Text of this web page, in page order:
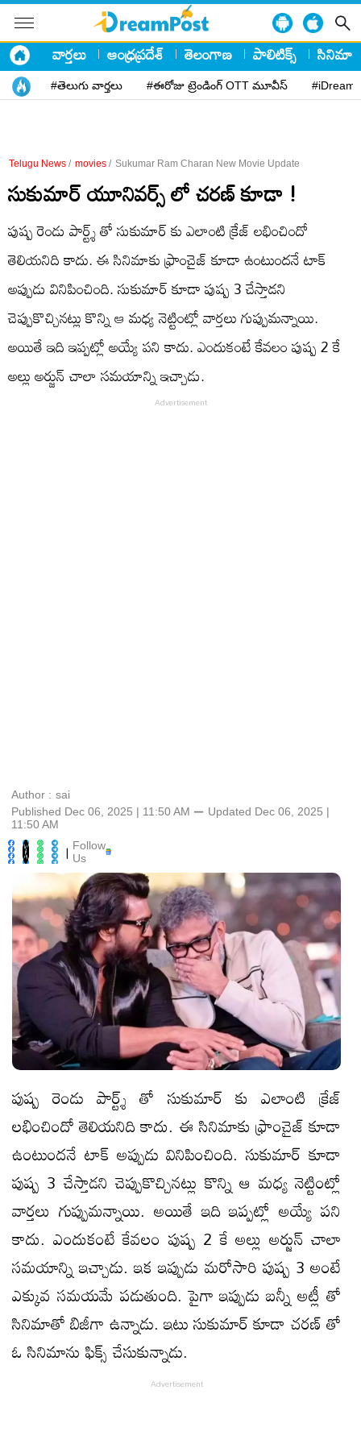
వార్తలు ఆంధ్రప్రదేశ్ తెలంగాణ పాలిటిక్స్ సినిమా
#తెలుగు వార్తలు #ఈరోజు ట్రెండింగ్ OTT మూవీస్
Telugu News / movies / Sukumar Ram Charan New Movie Update
సుకుమార్ యూనివర్స్ లో చరణ్ కూడా !
పుష్ప రెండు పార్ట్శ్ తో సుకుమార్ కు ఎలాంటి క్రేజ్ లభించిందో
తెలియనిది కాదు. ఈ సినిమాకు ఫ్రాంచైజ్ కూడా ఉంటుందనే టాక్
అప్పుడు వినిపించింది. సుకుమార్ కూడా పుష్ప 3 చేస్తాడని
చెప్పుకొచ్చినట్లు కొన్ని ఆ మధ్య నెట్టింట్లో వార్తలు గుప్పుమన్నాయి.
అయితే ఇది ఇప్పట్లో అయ్యే పని కాదు. ఎందుకంటే కేవలం పుష్ప 2 కే
అల్లు అర్జున్ చాలా సమయాన్ని ఇచ్చాడు.
Author : sai
Published Dec 06, 2025 | 11:50 AM ⚊ Updated Dec 06, 2025 |
11:50 AM
| Follow
Us
పుష్ప రెండు పార్ట్శ్ తో సుకుమార్ కు ఎలాంటి క్రేజ్
లభించిందో తెలియనిది కాదు. ఈ సినిమాకు ఫ్రాంచైజ్ కూడా
ఉంటుందనే టాక్ అప్పుడు వినిపించింది. సుకుమార్ కూడా
పుష్ప 3 చేస్తాడని చెప్పుకొచ్చినట్లు కొన్ని ఆ మధ్య నెట్టింట్లో
వార్తలు గుప్పుమన్నాయి. అయితే ఇది ఇప్పట్లో అయ్యే పని
కాదు. ఎందుకంటే కేవలం పుష్ప 2 కే అల్లు అర్జున్ చాలా
సమయాన్ని ఇచ్చాడు. ఇక ఇప్పుడు మరోసారి పుష్ప 3 అంటే
ఎక్కువ సమయమే పడుతుంది. పైగా ఇప్పుడు బన్నీ అట్లీ తో
సినిమాతో బిజీగా ఉన్నాడు. ఇటు సుకుమార్ కూడా చరణ్ తో
ఓ సినిమాను ఫిక్స్ చేసుకున్నాడు.